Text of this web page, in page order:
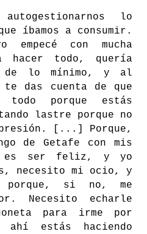
lo
íbamos a consumir.
con mucha
hacer todo, quería
de lo mínimo, y al
das cuenta de que
todo porque estás
lastre porque no
[...] Porque,
de Getafe con mis
es ser feliz, y yo
necesito mi ocio, y
si no, me
Necesito echarle
para irme por
estás haciendo